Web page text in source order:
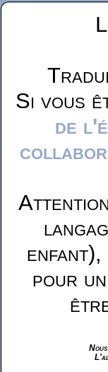
Si vous
de
Attention
enfant),
pour